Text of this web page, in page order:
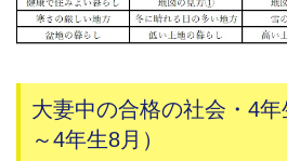
大妻中の合格の社会・4年
～4年生8月）